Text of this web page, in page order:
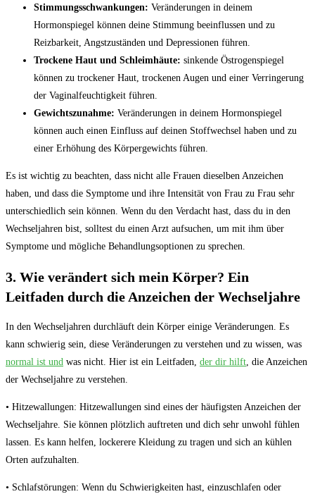
Stimmungsschwankungen: Veränderungen in deinem
Hormonspiegel können deine Stimmung beeinflussen und zu
Reizbarkeit, Angstzuständen und Depressionen führen.
Trockene Haut und Schleimhäute: sinkende Östrogenspiegel
können zu trockener Haut, trockenen Augen und einer Verringerung
der Vaginalfeuchtigkeit führen.
Gewichtszunahme: Veränderungen in deinem Hormonspiegel
können auch einen Einfluss auf deinen Stoffwechsel haben und zu
einer Erhöhung des Körpergewichts führen.
Es ist wichtig zu beachten, dass nicht alle Frauen dieselben Anzeichen
haben, und dass die Symptome und ihre Intensität von Frau zu Frau sehr
unterschiedlich sein können. Wenn du den Verdacht hast, dass du in den
Wechseljahren bist, solltest du einen Arzt aufsuchen, um mit ihm über
Symptome und mögliche Behandlungsoptionen zu sprechen.
3. Wie verändert sich mein Körper? Ein
Leitfaden durch die Anzeichen der Wechseljahre
In den Wechseljahren durchläuft dein Körper einige Veränderungen. Es
kann schwierig sein, diese Veränderungen zu verstehen und zu wissen, was
normal ist und was nicht. Hier ist ein Leitfaden, der dir hilft, die Anzeichen
der Wechseljahre zu verstehen.
• Hitzewallungen: Hitzewallungen sind eines der häufigsten Anzeichen der
Wechseljahre. Sie können plötzlich auftreten und dich sehr unwohl fühlen
lassen. Es kann helfen, lockerere Kleidung zu tragen und sich an kühlen
Orten aufzuhalten.
• Schlafstörungen: Wenn du Schwierigkeiten hast, einzuschlafen oder